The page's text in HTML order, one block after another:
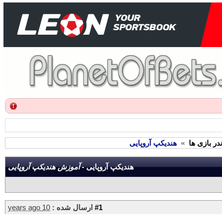
بازی ها » هندیکپ آروپایی
هندیکپ آروپایی -آموزش هندیکپ آروپایی
#1 ارسال شده : 10 years ago